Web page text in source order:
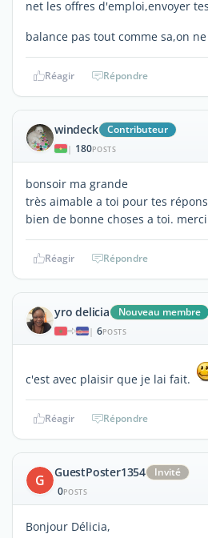
net les offres d'emploi,envoyer
balance pas tout comme sa,on
Réagir Répondre
windeck Contributeur
| 180POSTS
bonsoir ma grande
très aimable a toi pour tes
bien de bonne choses a toi. merci
Réagir Répondre
yro delicia Nouveau membre
| 6POSTS
c'est avec plaisir que je lai fait.
Réagir Répondre
G GuestPoster1354
Invité
0POSTS
Bonjour Délicia,